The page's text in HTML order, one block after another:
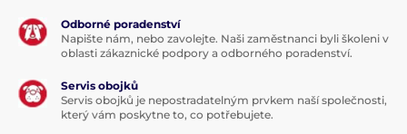
Odborné poradenství
Napište nám, nebo zavolejte. Naši zaměstnanci byli školeni v
oblasti zákaznické podpory a odborného poradenství.
Servis obojků
Servis obojků je nepostradatelným prvkem naší společnosti,
který vám poskytne to, co potřebujete.